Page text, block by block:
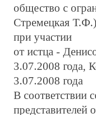
общество с
Стремецкая Т.Ф.)
при участии
от истца -
3.07.2008 года,
3.07.2008 года
В соответствии
представителей